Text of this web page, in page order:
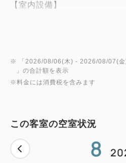
【室内設備】
大100Mbps/接続無料）、
電気ケトル、液晶テレビ、冷
ンプレッサー、空気清浄機付
シャンプー、リンス、ボディ
ト、バスタオル、フェイスタ
※ 「 2026/08/06(木) - 2026/08/07(
」の合計額を表示
※料金には消費税を含みます
この客室の空室状況
8